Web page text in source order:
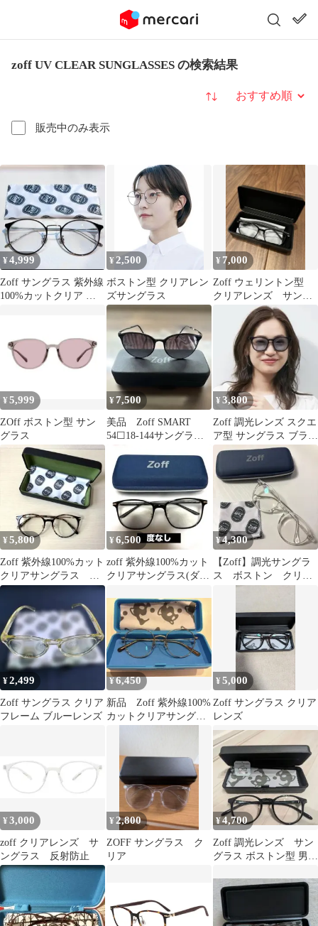
zoff UV CLEAR SUNGLASSES の検索結果
販売中のみ表示
並び替え
¥4,999
Zoff サングラス 紫外線
100%カットクリア 度
¥2,500
ボストン型 クリアレン
ズサングラス
¥ 7,000
Zoff ウェリントン型
クリアレンズ サング
ラス UV100% ブラッ
¥5,999
ZOff ボストン型 サン
グラス
¥7,500
美品 Zoff SMART
54☐18-144サングラス
¥3,800
Zoff 調光レンズ スクエ
ア型 サングラス ブラッ
ク 度無し
¥5,800
Zoff 紫外線100%カット
クリアサングラス 伊
達メガネ
¥6,500
zoff 紫外線100%カット
クリアサングラス(ダテ
¥4,300
【Zoff】調光サングラ
ス ボストン クリア
フレーム 度なし
¥2,499
Zoff サングラス クリア
フレーム ブルーレンズ
¥6,450
新品 Zoff 紫外線100%
カットクリアサングラ
¥5,000
Zoff サングラス クリア
レンズ
¥3,000
zoff クリアレンズ サ
ングラス 反射防止
¥ 2,800
ZOFF サングラス ク
リア
¥4,700
Zoff 調光レンズ サン
グラス ボストン型 男女